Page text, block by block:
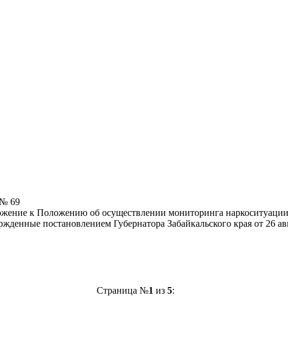
№ 69
к Положению об осуществлении мониторинга
постановлением Губернатора Забайкальского края от 26
Страница №1 из 5: